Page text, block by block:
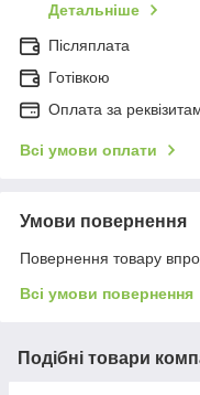
Детальніше
Післяплата
Готівкою
Оплата за
Всі умови оплати
Умови повернення
Повернення товару
Всі умови повернення
Подібні товари